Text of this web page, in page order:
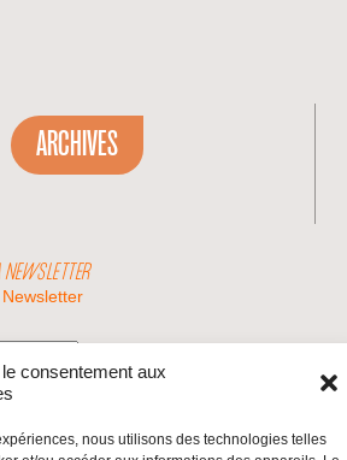
consentement aux
nous utilisons des technologies telles
ARCHIVES